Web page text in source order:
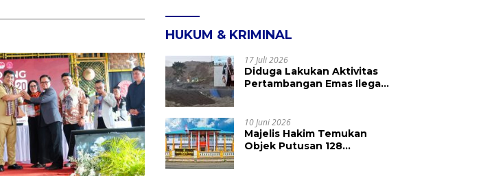
HUKUM & KRIMINAL
17 Juli 2026
Diduga Lakukan Aktivitas
Pertambangan Emas Ilegal
Tangkap Vinni Sondakh
10 Juni 2026
Majelis Hakim Temukan
Objek Putusan 128